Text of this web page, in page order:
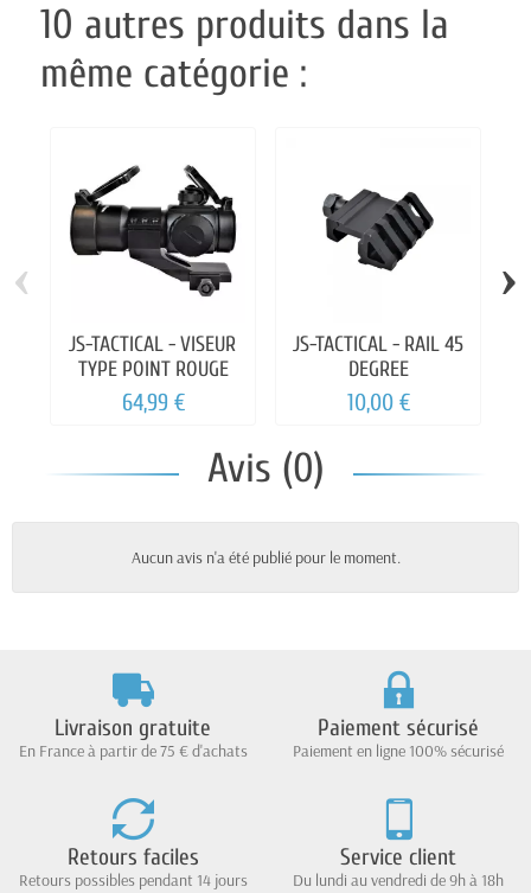
10 autres produits dans la
même catégorie :
JS-TACTICAL - VISEUR
TYPE POINT ROUGE
64,99 €
JS-TACTICAL - RAIL 45
DEGREE
10,00 €
‹ ›
Avis (0)
Aucun avis n'a été publié pour le moment.
Livraison gratuite
En France à partir de 75 € d'achats
Paiement sécurisé
Paiement en ligne 100% sécurisé
Retours faciles
Retours possibles pendant 14 jours
Service client
Du lundi au vendredi de 9h à 18h